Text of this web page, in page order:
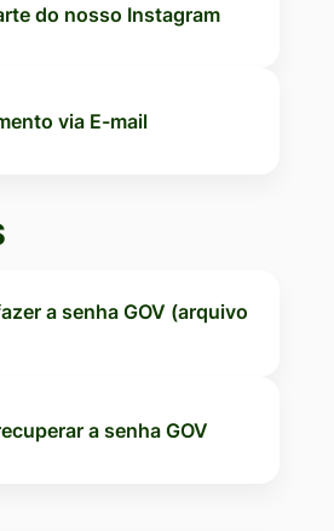
do nosso Instagram
via E-mail
a senha GOV (arquivo
a senha GOV